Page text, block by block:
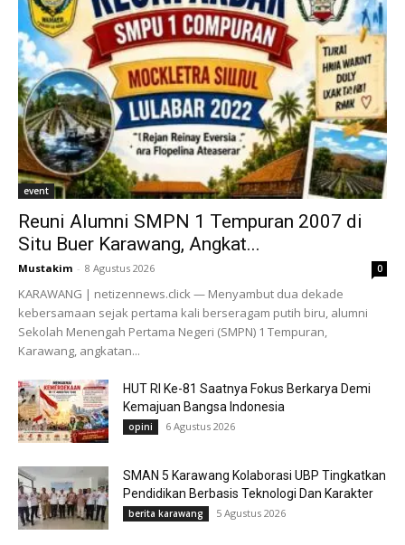
event
Reuni Alumni SMPN 1 Tempuran 2007 di
Situ Buer Karawang, Angkat...
Mustakim - 8 Agustus 2026 0
KARAWANG | netizennews.click — Menyambut dua dekade
kebersamaan sejak pertama kali berseragam putih biru, alumni
Sekolah Menengah Pertama Negeri (SMPN) 1 Tempuran,
Karawang, angkatan...
HUT RI Ke-81 Saatnya Fokus Berkarya Demi
Kemajuan Bangsa Indonesia
opini 6 Agustus 2026
SMAN 5 Karawang Kolaborasi UBP Tingkatkan
Pendidikan Berbasis Teknologi Dan Karakter
berita karawang 5 Agustus 2026